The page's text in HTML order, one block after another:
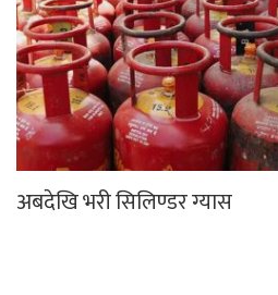
अबदेखि भरी सिलिण्डर ग्यास